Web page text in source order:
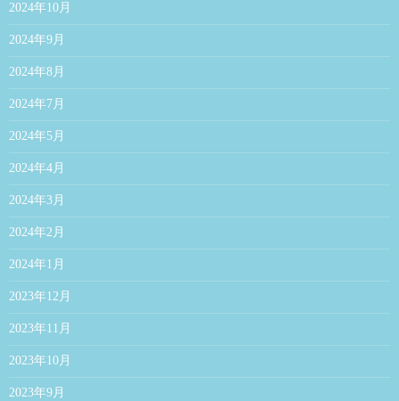
2024年10月
2024年9月
2024年8月
2024年7月
2024年5月
2024年4月
2024年3月
2024年2月
2024年1月
2023年12月
2023年11月
2023年10月
2023年9月